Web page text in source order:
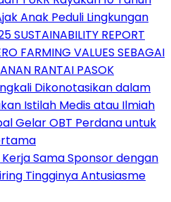
Anak Peduli Lingkungan
SUSTAINABILITY REPORT
FARMING VALUES SEBAGAI
RANTAI PASOK
Dikonotasikan dalam
Istilah Medis atau Ilmiah
Gelar OBT Perdana untuk
Sama Sponsor dengan
Tingginya Antusiasme